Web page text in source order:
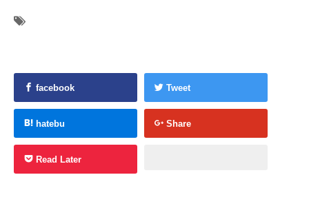
facebook Tweet
hatebu Share
Read Later